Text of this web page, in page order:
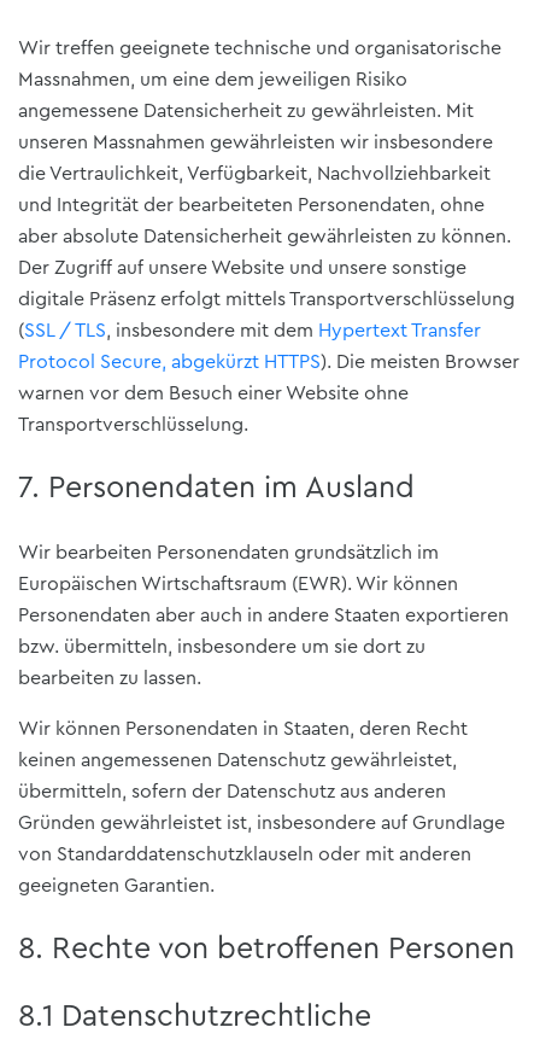
Wir treffen geeignete technische und organisatorische
Massnahmen, um eine dem jeweiligen Risiko
angemessene Datensicherheit zu gewährleisten. Mit
unseren Massnahmen gewährleisten wir insbesondere
die Vertraulichkeit, Verfügbarkeit, Nachvollziehbarkeit
und Integrität der bearbeiteten Personendaten, ohne
aber absolute Datensicherheit gewährleisten zu können.
Der Zugriff auf unsere Website und unsere sonstige
digitale Präsenz erfolgt mittels Transportverschlüsselung
(SSL / TLS, insbesondere mit dem Hypertext Transfer
Protocol Secure, abgekürzt HTTPS). Die meisten Browser
warnen vor dem Besuch einer Website ohne
Transportverschlüsselung.
7. Personendaten im Ausland
Wir bearbeiten Personendaten grundsätzlich im
Europäischen Wirtschaftsraum (EWR). Wir können
Personendaten aber auch in andere Staaten exportieren
bzw. übermitteln, insbesondere um sie dort zu
bearbeiten zu lassen.
Wir können Personendaten in Staaten, deren Recht
keinen angemessenen Datenschutz gewährleistet,
übermitteln, sofern der Datenschutz aus anderen
Gründen gewährleistet ist, insbesondere auf Grundlage
von Standarddatenschutzklauseln oder mit anderen
geeigneten Garantien.
8. Rechte von betroffenen Personen
8.1 Datenschutzrechtliche